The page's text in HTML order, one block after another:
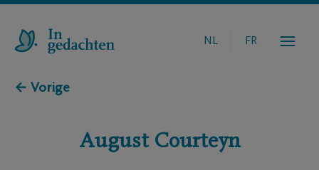
NL FR
← Vorige
August Courteyn